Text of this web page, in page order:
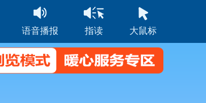
语音播报 指读 大鼠标